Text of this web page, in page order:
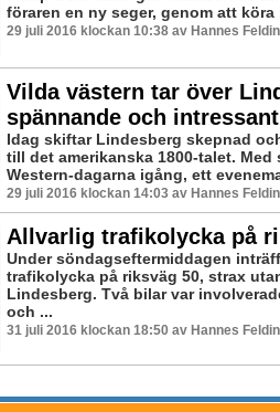
föraren en ny seger, genom att köra
29 juli 2016 klockan 10:38 av Hannes
Vilda västern tar över
spännande och
Idag skiftar Lindesberg skepnad
till det amerikanska 1800-talet. Med
Western-dagarna igång, ett
29 juli 2016 klockan 14:03 av Hannes
Allvarlig trafikolycka på
Under söndagseftermiddagen
trafikolycka på riksväg 50, strax
Lindesberg. Två bilar var
och ...
31 juli 2016 klockan 18:50 av Hannes